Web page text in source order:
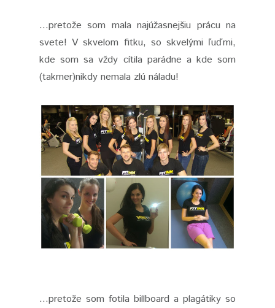
...pretože som mala najúžasnejšiu prácu na
svete! V skvelom fitku, so skvelými ľuďmi,
kde som sa vždy cítila parádne a kde som
(takmer)nikdy nemala zlú náladu!
...pretože som fotila billboard a plagátiky so